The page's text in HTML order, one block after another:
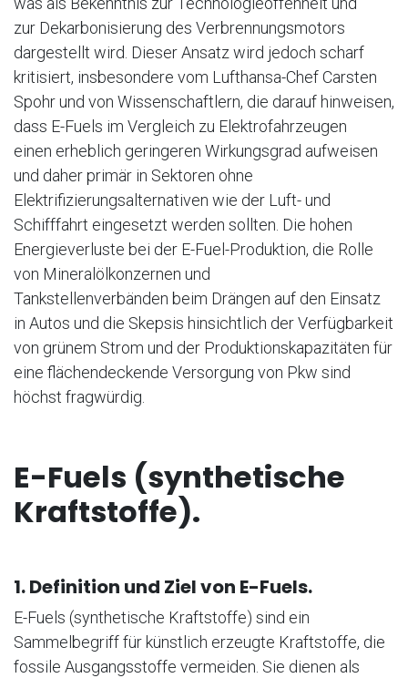
zur Dekarbonisierung des Verbrennungsmotors
dargestellt wird. Dieser Ansatz wird jedoch scharf
kritisiert, insbesondere vom Lufthansa-Chef Carsten
Spohr und von Wissenschaftlern, die darauf hinweisen,
dass E-Fuels im Vergleich zu Elektrofahrzeugen
einen erheblich geringeren Wirkungsgrad aufweisen
und daher primär in Sektoren ohne
Elektrifizierungsalternativen wie der Luft- und
Schifffahrt eingesetzt werden sollten. Die hohen
Energieverluste bei der E-Fuel-Produktion, die Rolle
von Mineralölkonzernen und
Tankstellenverbänden beim Drängen auf den Einsatz
in Autos und die Skepsis hinsichtlich der Verfügbarkeit
von grünem Strom und der Produktionskapazitäten für
eine flächendeckende Versorgung von Pkw sind
höchst fragwürdig.
E-Fuels (synthetische
Kraftstoffe).
1. Definition und Ziel von E-Fuels.
E-Fuels (synthetische Kraftstoffe) sind ein
Sammelbegriff für künstlich erzeugte Kraftstoffe, die
fossile Ausgangsstoffe vermeiden. Sie dienen als